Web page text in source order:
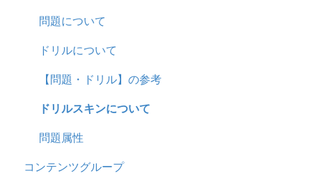
CSV
ドキュメント
ビデオ
ドリル
メール
メッセージ
2024年5月アップデート
2023年12月アップデート
2023年11月アップデート
2023年8月アップデート
2023年4月アップデート
コース詳細設定の参考
ストレスチェック
CSVについて
多言語表示
リンク
問題について
ドリルについて
【問題・ドリル】の参考
ドリルスキンについて
問題属性
コンテンツグループ